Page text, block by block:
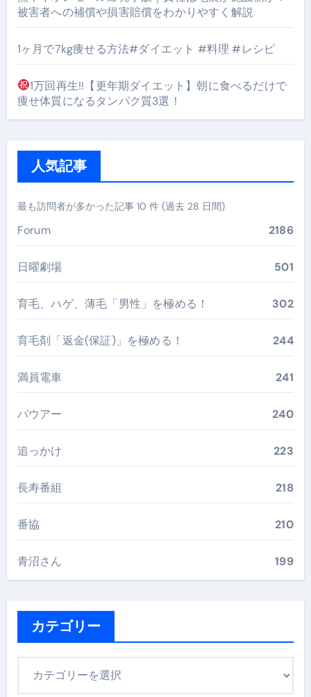
被害者への補償や損害賠償をわかりやすく解説
1ヶ月で7kg痩せる方法#ダイエット #料理 #レシピ
1万回再生!!【更年期ダイエット】朝に食べるだけで
痩せ体質になるタンパク質3選！
人気記事
最も訪問者が多かった記事 10 件 (過去 28 日間)
Forum 2186
日曜劇場 501
育毛、ハゲ、薄毛「男性」を極める！ 302
育毛剤「返金(保証)」を極める！ 244
満員電車 241
バウアー 240
追っかけ 223
長寿番組 218
番協 210
青沼さん 199
カテゴリー